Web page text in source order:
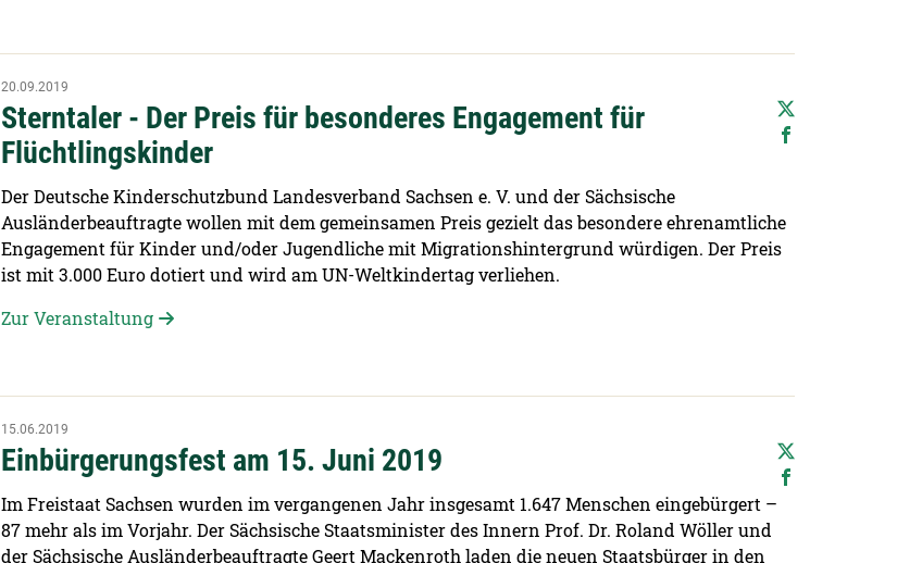
Sterntaler - Der Preis für besonderes Engagement für
Flüchtlingskinder
20.09.2019
Der Deutsche Kinderschutzbund Landesverband Sachsen e. V. und der Sächsische
Ausländerbeauftragte wollen mit dem gemeinsamen Preis gezielt das besondere ehrenamtliche
Engagement für Kinder und/oder Jugendliche mit Migrationshintergrund würdigen. Der Preis
ist mit 3.000 Euro dotiert und wird am UN-Weltkindertag verliehen.
Zur Veranstaltung
Einbürgerungsfest am 15. Juni 2019
15.06.2019
Im Freistaat Sachsen wurden im vergangenen Jahr insgesamt 1.647 Menschen eingebürgert –
87 mehr als im Vorjahr. Der Sächsische Staatsminister des Innern Prof. Dr. Roland Wöller und
der Sächsische Ausländerbeauftragte Geert Mackenroth laden die neuen Staatsbürger in den